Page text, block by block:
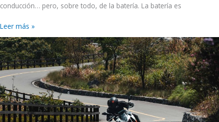
conducción… pero, sobre todo, de la batería. La batería es
Leer más »
Recibe
hasta
1.430
euros
para
comprar
moto
eléctrica